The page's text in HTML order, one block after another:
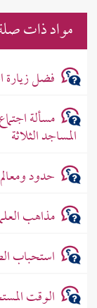
مواد ذات
فضل زيارة
مسألة
المساجد الثلاثة
حدود
مذاهب
استحباب
الوقت